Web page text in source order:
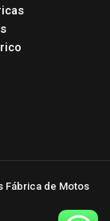
Fábrica de Motos